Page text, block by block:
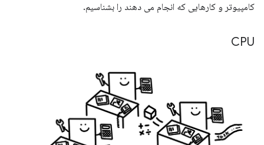
کامپیوتر و کارهایی که انجام می دهند را بشناسیم.
CPU